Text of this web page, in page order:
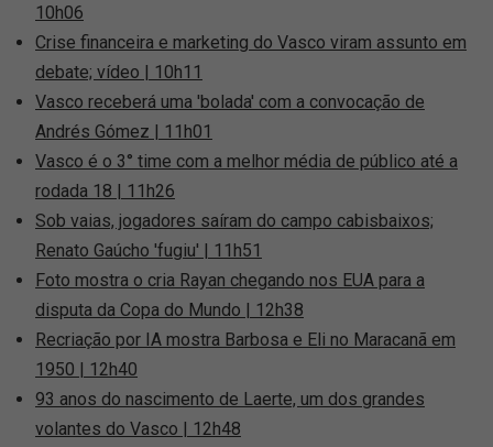
10h06
Crise financeira e marketing do Vasco viram assunto em
debate; vídeo | 10h11
Vasco receberá uma 'bolada' com a convocação de
Andrés Gómez | 11h01
Vasco é o 3° time com a melhor média de público até a
rodada 18 | 11h26
Sob vaias, jogadores saíram do campo cabisbaixos;
Renato Gaúcho 'fugiu' | 11h51
Foto mostra o cria Rayan chegando nos EUA para a
disputa da Copa do Mundo | 12h38
Recriação por IA mostra Barbosa e Eli no Maracanã em
1950 | 12h40
93 anos do nascimento de Laerte, um dos grandes
volantes do Vasco | 12h48